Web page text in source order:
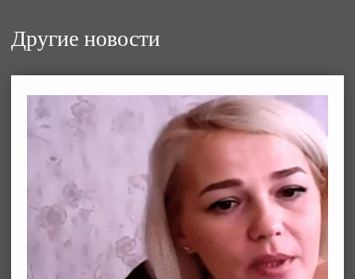
Другие новости